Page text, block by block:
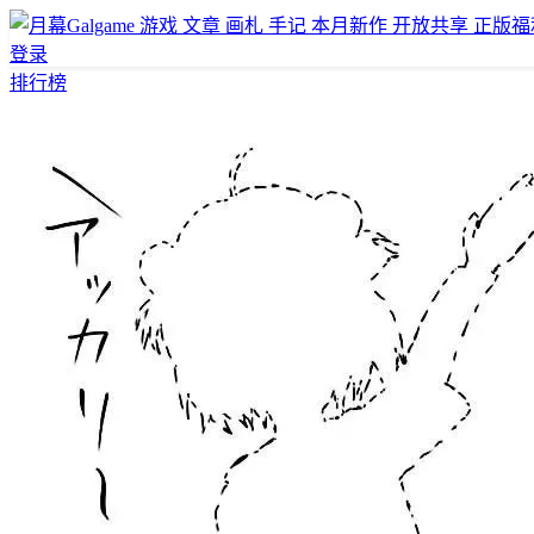
游戏 文章 画札 手记 本月新作 开放共享 正版
登录
排行榜